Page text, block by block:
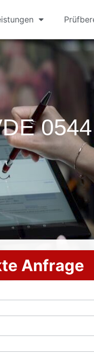
0544
Anfrage